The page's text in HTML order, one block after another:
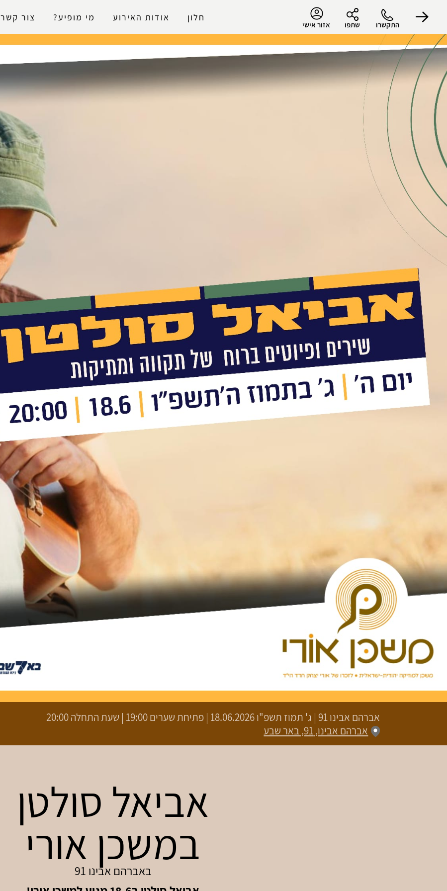
התקשרו שתפו אזור אישי
חלון אודות האירוע מי מופיע? צור קשר
אברהם אבינו 91 | ג' תמוז תשפ"ו18.06.2026 | פתיחת שערים 19:00 | שעת התחלה 20:00
אברהם אבינו, 91, באר שבע
אביאל סולטן
במשכן אורי
באברהם אבינו 91